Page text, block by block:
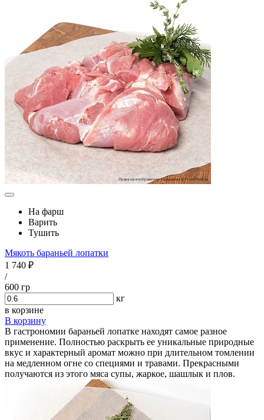
На фарш
Варить
Тушить
Мякоть бараньей лопатки
1 740 ₽
/
600 гр
кг
в корзине
В корзину
В гастрономии бараньей лопатке находят самое разное
применение. Полностью раскрыть ее уникальные природные
вкус и характерный аромат можно при длительном томлении
на медленном огне со специями и травами. Прекрасными
получаются из этого мяса супы, жаркое, шашлык и плов.